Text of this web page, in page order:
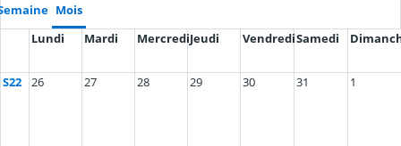
Mois
Lundi
Mardi MercrediJeudi VendrediSamedi
S22 26 27 28 29 30 31 1